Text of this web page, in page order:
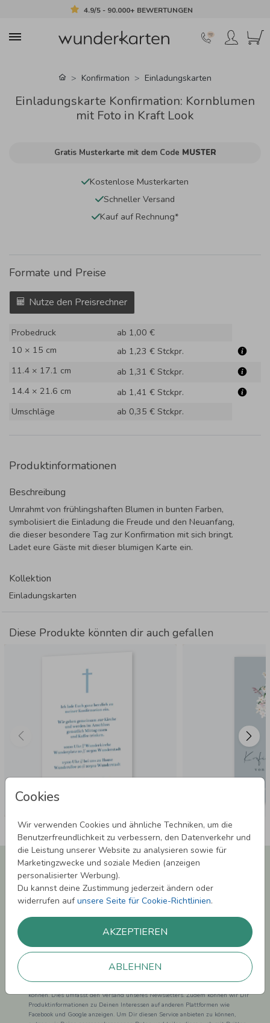
4.9/5 - 90.000+ BEWERTUNGEN
Cookies
Wir verwenden Cookies und ähnliche Techniken, um die
Benutzerfreundlichkeit zu verbessern, den Datenverkehr und
die Leistung unserer Website zu analysieren sowie für
Marketingzwecke und soziale Medien (anzeigen
personalisierter Werbung).
Du kannst deine Zustimmung jederzeit ändern oder
widerrufen aufunsere Seite für Cookie-Richtlinien.
AKZEPTIEREN
ABLEHNEN
Konfirmation Einladungskarten
Einladungskarte Konfirmation: Kornblumen
mit Foto in Kraft Look
Gratis Musterkarte mit dem Code MUSTER
Kostenlose Musterkarten
Schneller Versand
Kauf auf Rechnung*
Formate und Preise
Nutze den Preisrechner
Probedruck
ab 1,00 €
10 × 15 cm
ab 1,23 € Stckpr.
11.4 × 17.1 cm
ab 1,31 € Stckpr.
14.4 × 21.6 cm
ab 1,41 € Stckpr.
Umschläge
ab 0,35 € Stckpr.
Produktinformationen
Beschreibung
Umrahmt von frühlingshaften Blumen in bunten Farben,
symbolisiert die Einladung die Freude und den Neuanfang,
die dieser besondere Tag zur Konfirmation mit sich bringt.
Ladet eure Gäste mit dieser blumigen Karte ein.
Kollektion
Einladungskarten
Diese Produkte könnten dir auch gefallen
Newsletter abonnieren und 5,00 € Rabatt**
sichern!
Melde Dich zu unserem Newsletter an und bleibe auf dem
Laufenden.
können. Dies umfasst den Versand unseres Newsletters. Zudem können wir Dir
Produktinformationen zu Deinen Interessen auf anderen Plattformen wie
Facebook und Google anzeigen. Um Dir diesen Service anbieten zu können,